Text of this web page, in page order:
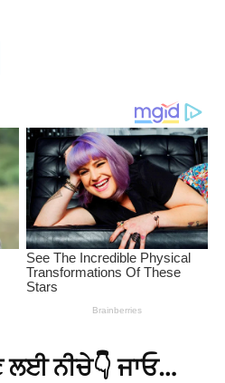
ਨੀਚੇ👇 ਜਾਓ…